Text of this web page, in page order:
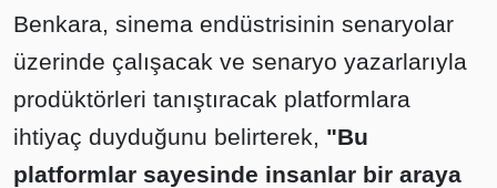
Benkara, sinema endüstrisinin senaryolar
üzerinde çalışacak ve senaryo yazarlarıyla
prodüktörleri tanıştıracak platformlara
ihtiyaç duyduğunu belirterek, "Bu
platformlar sayesinde insanlar bir araya